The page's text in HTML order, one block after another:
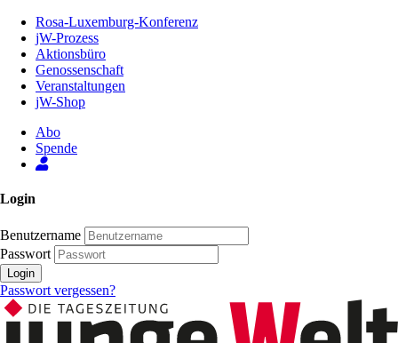
Inhalt
Seite
Rosa-Luxemburg-Konferenz
jW-Prozess
Aktionsbüro
Genossenschaft
Veranstaltungen
jW-Shop
Abo
Spende
Login
Benutzername
Passwort
Login
Passwort vergessen?